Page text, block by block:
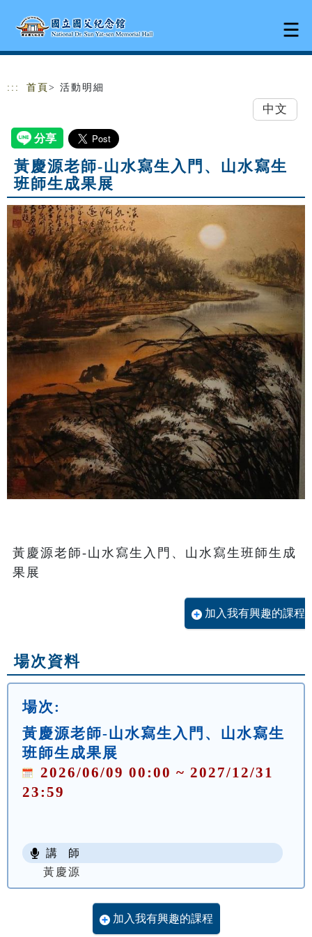
::: 首頁 > 活動明細
中文
黃慶源老師-山水寫生入門、山水寫生
班師生成果展
黃慶源老師-山水寫生入門、山水寫生班師生成
果展
加入我有興趣的課程
場次資料
場次:
黃慶源老師-山水寫生入門、山水寫生
班師生成果展
2026/06/09 00:00 ~ 2027/12/31
23:59
講 師
黃慶源
加入我有興趣的課程